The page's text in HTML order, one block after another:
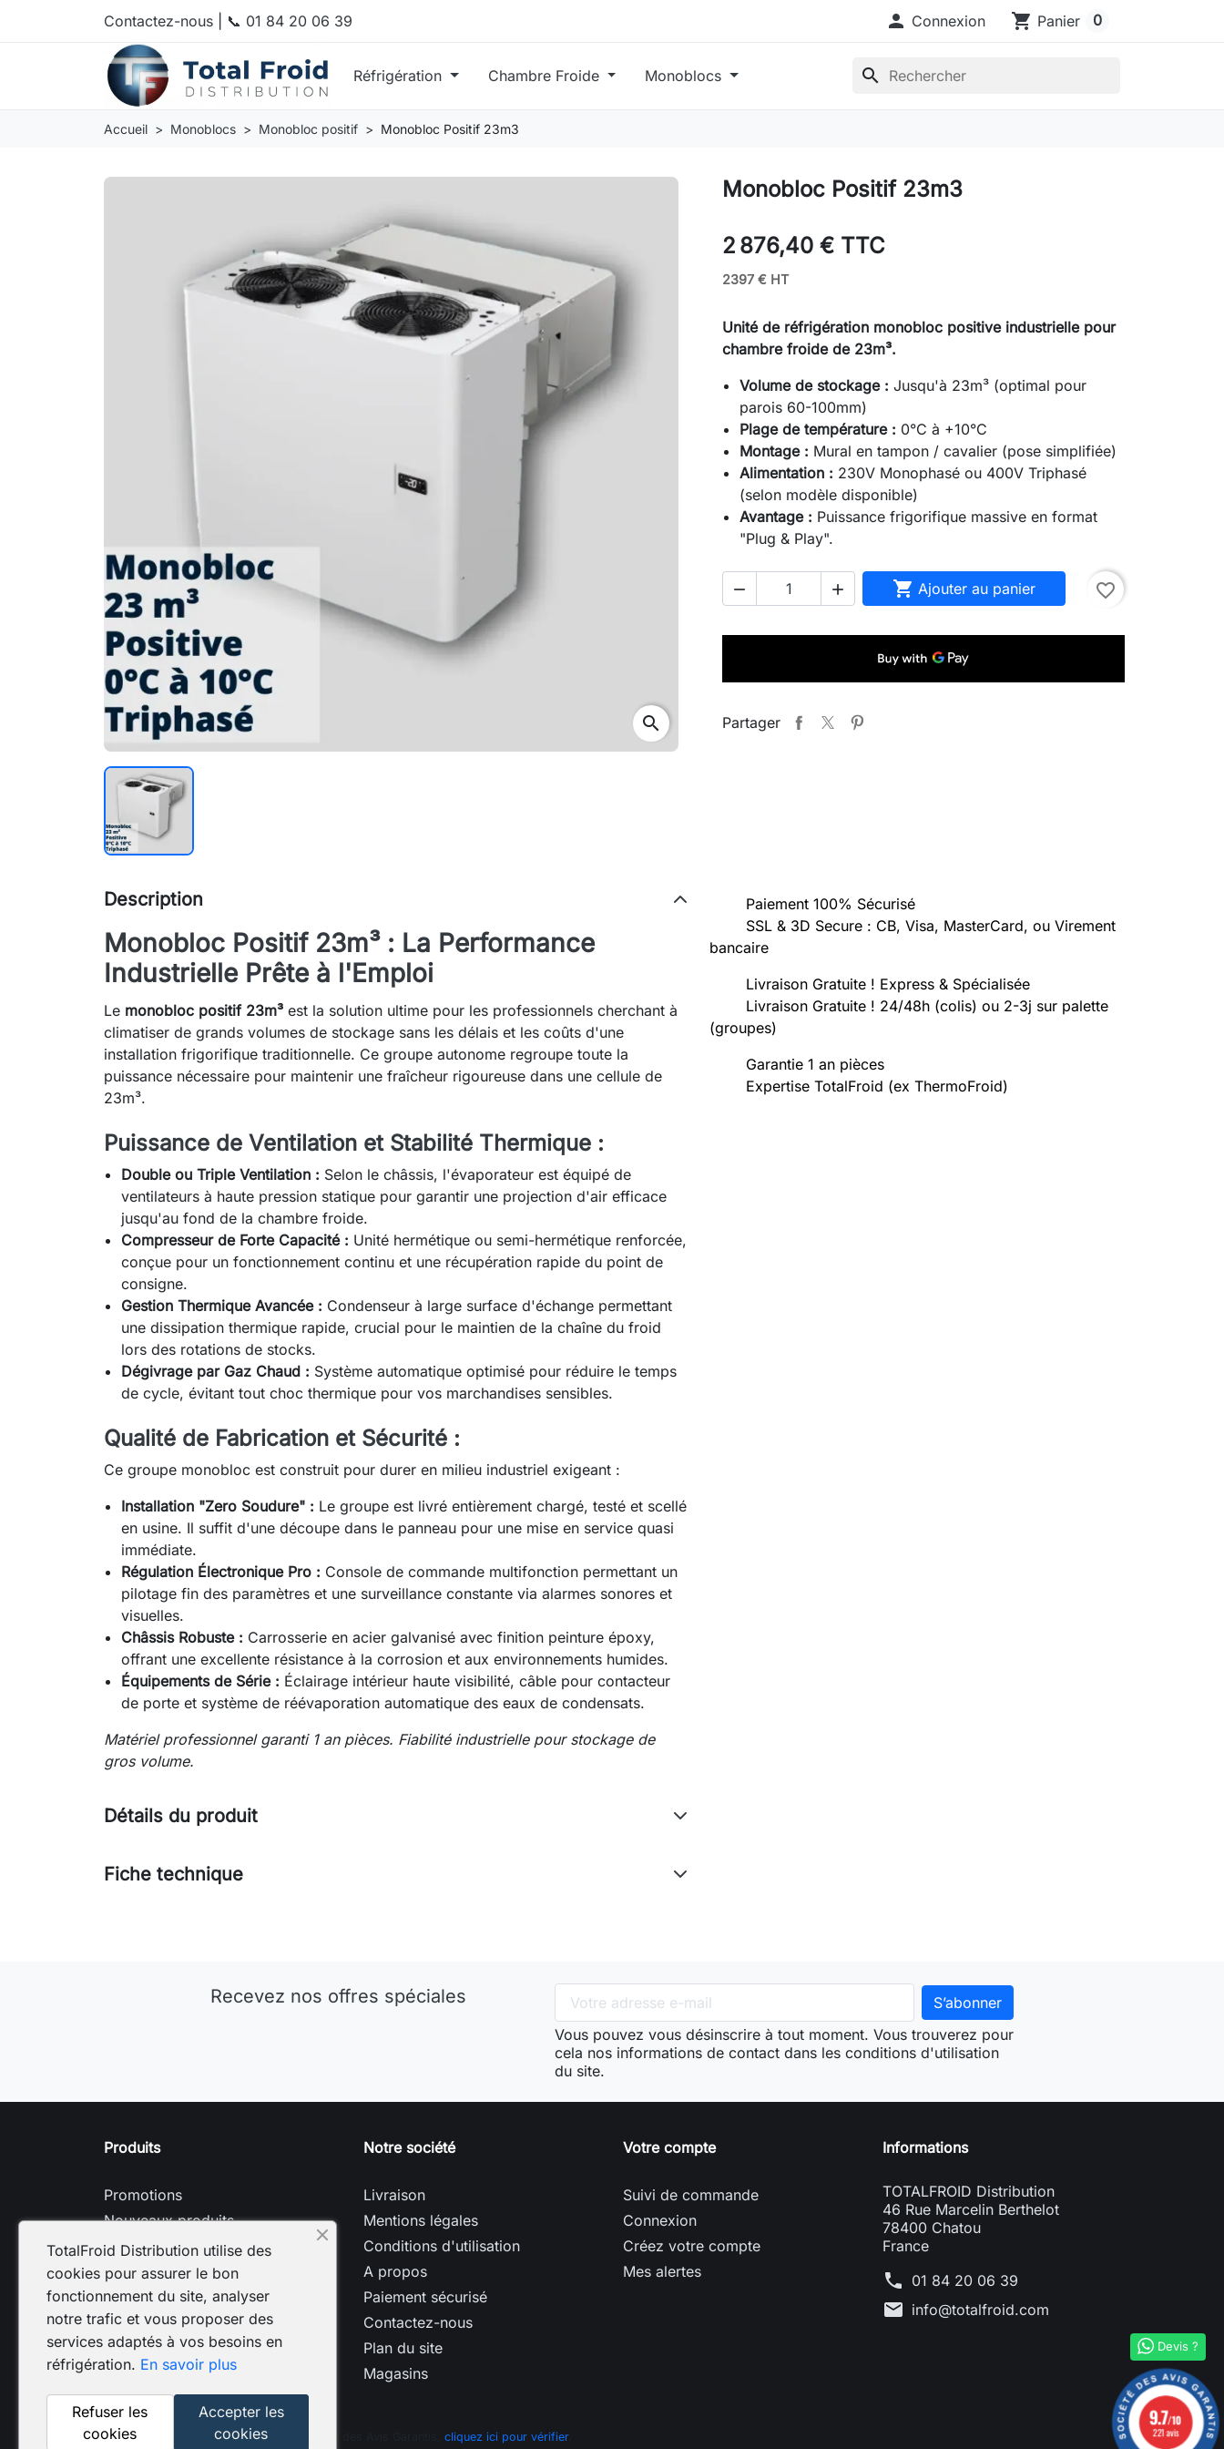
Contactez-nous 📞 01 84 20 06 39  Connexion shopping_cart Panier 0
Réfrigération Chambre Froide Monoblocs search
Accueil Monoblocs Monobloc positif Monobloc Positif 23m3
search
Monobloc Positif 23m3
2 876,40 € TTC
2397 € HT
Unité de réfrigération monobloc positive industrielle pour
chambre froide de 23m³.
Volume de stockage : Jusqu'à 23m³ (optimal pour
parois 60-100mm)
Plage de température : 0°C à +10°C
Montage : Mural en tampon / cavalier (pose simplifiée)
Alimentation : 230V Monophasé ou 400V Triphasé
(selon modèle disponible)
Avantage : Puissance frigorifique massive en format
"Plug & Play".
   Ajouter au panier favorite_border
Partager
Paiement 100% Sécurisé
SSL & 3D Secure : CB, Visa, MasterCard, ou Virement
bancaire
Livraison Gratuite ! Express & Spécialisée
Livraison Gratuite ! 24/48h (colis) ou 2-3j sur palette
(groupes)
Garantie 1 an pièces
Expertise TotalFroid (ex ThermoFroid)
Description
Monobloc Positif 23m³ : La Performance
Industrielle Prête à l'Emploi
Le monobloc positif 23m³ est la solution ultime pour les professionnels cherchant à
climatiser de grands volumes de stockage sans les délais et les coûts d'une
installation frigorifique traditionnelle. Ce groupe autonome regroupe toute la
puissance nécessaire pour maintenir une fraîcheur rigoureuse dans une cellule de
23m³.
Puissance de Ventilation et Stabilité Thermique :
Double ou Triple Ventilation : Selon le châssis, l'évaporateur est équipé de
ventilateurs à haute pression statique pour garantir une projection d'air efficace
jusqu'au fond de la chambre froide.
Compresseur de Forte Capacité : Unité hermétique ou semi-hermétique renforcée,
conçue pour un fonctionnement continu et une récupération rapide du point de
consigne.
Gestion Thermique Avancée : Condenseur à large surface d'échange permettant
une dissipation thermique rapide, crucial pour le maintien de la chaîne du froid
lors des rotations de stocks.
Dégivrage par Gaz Chaud : Système automatique optimisé pour réduire le temps
de cycle, évitant tout choc thermique pour vos marchandises sensibles.
Qualité de Fabrication et Sécurité :
Ce groupe monobloc est construit pour durer en milieu industriel exigeant :
Installation "Zero Soudure" : Le groupe est livré entièrement chargé, testé et scellé
en usine. Il suffit d'une découpe dans le panneau pour une mise en service quasi
immédiate.
Régulation Électronique Pro : Console de commande multifonction permettant un
pilotage fin des paramètres et une surveillance constante via alarmes sonores et
visuelles.
Châssis Robuste : Carrosserie en acier galvanisé avec finition peinture époxy,
offrant une excellente résistance à la corrosion et aux environnements humides.
Équipements de Série : Éclairage intérieur haute visibilité, câble pour contacteur
de porte et système de réévaporation automatique des eaux de condensats.
Matériel professionnel garanti 1 an pièces. Fiabilité industrielle pour stockage de
gros volume.
Détails du produit
Fiche technique
Recevez nos offres spéciales
Vous pouvez vous désinscrire à tout moment. Vous trouverez pour
cela nos informations de contact dans les conditions d'utilisation
du site.
Produits
Promotions
Nouveaux produits
Meilleures ventes
Notre société
Livraison
Mentions légales
Conditions d'utilisation
A propos
Paiement sécurisé
Contactez-nous
Plan du site
Magasins
Votre compte
Suivi de commande
Connexion
Créez votre compte
Mes alertes
Informations
TOTALFROID Distribution
46 Rue Marcelin Berthelot
78400 Chatou
France
phone 01 84 20 06 39
mail info@totalfroid.com
Marchand approuvé par la Société des Avis Garantis, cliquez ici pour vérifier.
Devis ?
TotalFroid Distribution utilise des
cookies pour assurer le bon
fonctionnement du site, analyser
notre trafic et vous proposer des
services adaptés à vos besoins en
réfrigération. En savoir plus
Accepter les
cookies
Refuser les
cookies
9.7/10
221 avis